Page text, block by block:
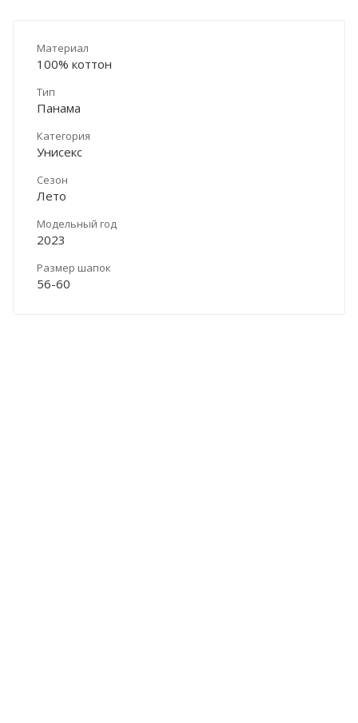
Материал
100% коттон
Тип
Панама
Категория
Унисекс
Сезон
Лето
Модельный год
2023
Размер шапок
56-60